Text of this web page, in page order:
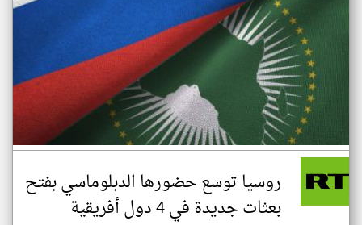
روسيا توسع حضورها الدبلوماسي بفتح
بعثات جديدة في 4 دول أفريقية